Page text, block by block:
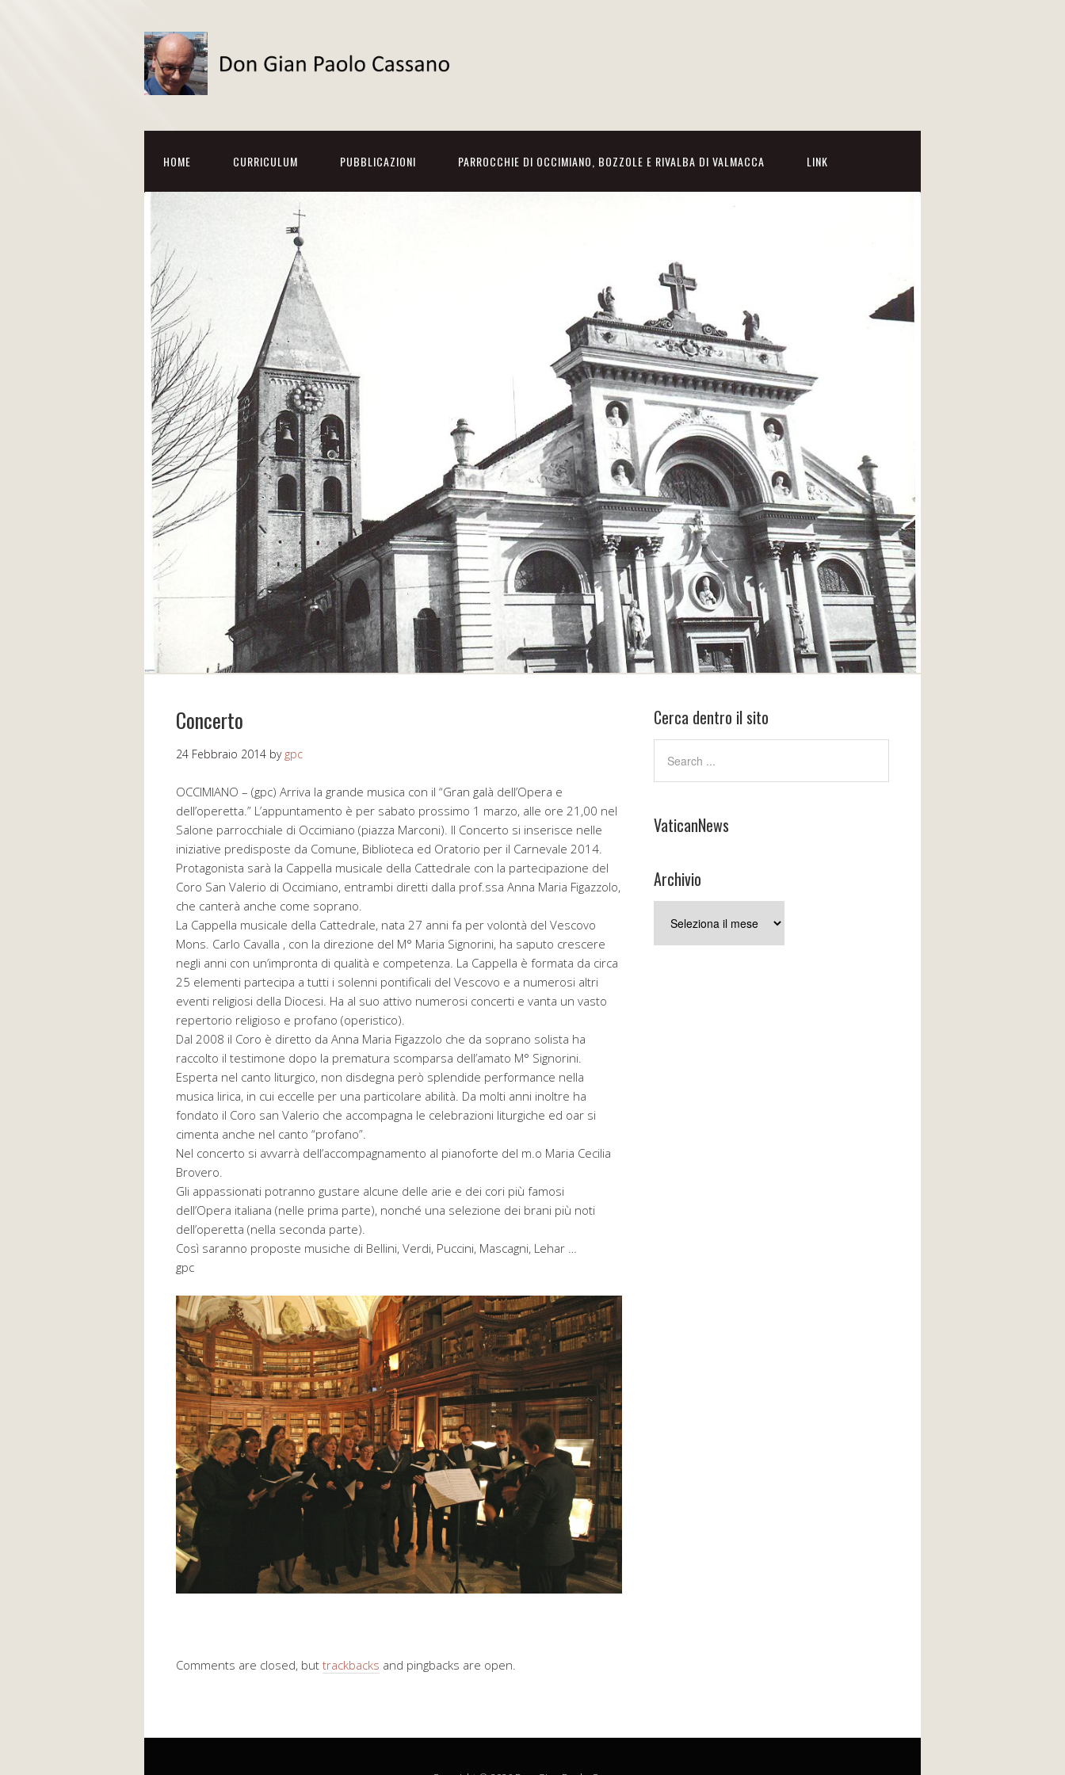
HOME CURRICULUM PUBBLICAZIONI PARROCCHIE DI OCCIMIANO, BOZZOLE E RIVALBA DI VALMACCA LINK
Concerto
24 Febbraio 2014 by gpc
OCCIMIANO – (gpc) Arriva la grande musica con il “Gran galà dell’Opera e
dell’operetta.” L’appuntamento è per sabato prossimo 1 marzo, alle ore 21,00 nel
Salone parrocchiale di Occimiano (piazza Marconi). Il Concerto si inserisce nelle
iniziative predisposte da Comune, Biblioteca ed Oratorio per il Carnevale 2014.
Protagonista sarà la Cappella musicale della Cattedrale con la partecipazione del
Coro San Valerio di Occimiano, entrambi diretti dalla prof.ssa Anna Maria Figazzolo,
che canterà anche come soprano.
La Cappella musicale della Cattedrale, nata 27 anni fa per volontà del Vescovo
Mons. Carlo Cavalla , con la direzione del M° Maria Signorini, ha saputo crescere
negli anni con un’impronta di qualità e competenza. La Cappella è formata da circa
25 elementi partecipa a tutti i solenni pontificali del Vescovo e a numerosi altri
eventi religiosi della Diocesi. Ha al suo attivo numerosi concerti e vanta un vasto
repertorio religioso e profano (operistico).
Dal 2008 il Coro è diretto da Anna Maria Figazzolo che da soprano solista ha
raccolto il testimone dopo la prematura scomparsa dell’amato M° Signorini.
Esperta nel canto liturgico, non disdegna però splendide performance nella
musica lirica, in cui eccelle per una particolare abilità. Da molti anni inoltre ha
fondato il Coro san Valerio che accompagna le celebrazioni liturgiche ed oar si
cimenta anche nel canto “profano”.
Nel concerto si avvarrà dell’accompagnamento al pianoforte del m.o Maria Cecilia
Brovero.
Gli appassionati potranno gustare alcune delle arie e dei cori più famosi
dell’Opera italiana (nelle prima parte), nonché una selezione dei brani più noti
dell’operetta (nella seconda parte).
Così saranno proposte musiche di Bellini, Verdi, Puccini, Mascagni, Lehar …
gpc
Comments are closed, but trackbacks and pingbacks are open.
Cerca dentro il sito
VaticanNews
Archivio